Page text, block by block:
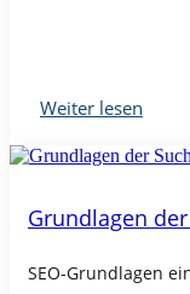
Weiter lesen
Grundlagen
SEO-Grundlagen